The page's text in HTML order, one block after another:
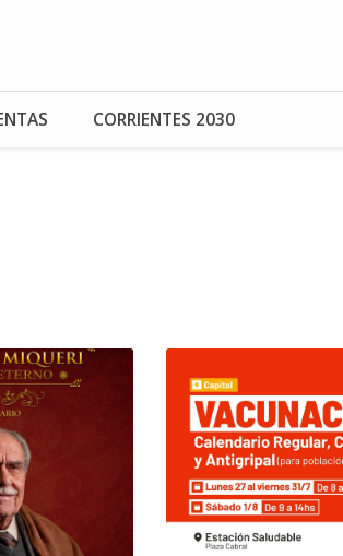
CORRIENTES 2030